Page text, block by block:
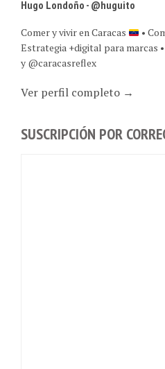
Hugo Londoño - @huguito
Comer y vivir en Caracas
•
Estrategia +digital para marcas
y @caracasreflex
Ver perfil completo →
SUSCRIPCIÓN POR